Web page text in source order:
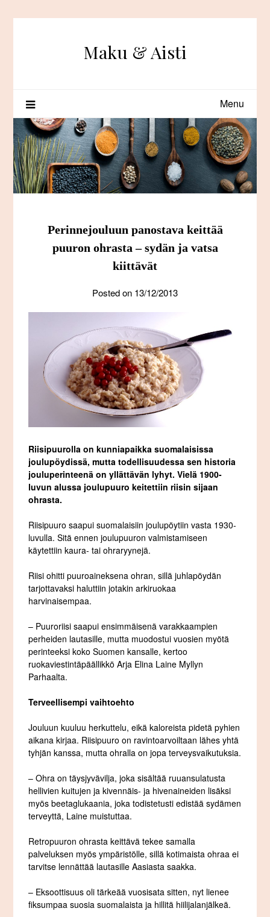
Maku & Aisti
Menu
Perinnejouluun panostava keittää
puuron ohrasta – sydän ja vatsa
kiittävät
Posted on 13/12/2013
Riisipuurolla on kunniapaikka suomalaisissa
joulupöydissä, mutta todellisuudessa sen historia
jouluperinteenä on yllättävän lyhyt. Vielä 1900-
luvun alussa joulupuuro keitettiin riisin sijaan
ohrasta.
Riisipuuro saapui suomalaisiin joulupöytiin vasta 1930-
luvulla. Sitä ennen joulupuuron valmistamiseen
käytettiin kaura- tai ohraryynejä.
Riisi ohitti puuroaineksena ohran, sillä juhlapöydän
tarjottavaksi haluttiin jotakin arkiruokaa
harvinaisempaa.
– Puuroriisi saapui ensimmäisenä varakkaampien
perheiden lautasille, mutta muodostui vuosien myötä
perinteeksi koko Suomen kansalle, kertoo
ruokaviestintäpäällikkö Arja Elina Laine Myllyn
Parhaalta.
Terveellisempi vaihtoehto
Jouluun kuuluu herkuttelu, eikä kaloreista pidetä pyhien
aikana kirjaa. Riisipuuro on ravintoarvoiltaan lähes yhtä
tyhjän kanssa, mutta ohralla on jopa terveysvaikutuksia.
– Ohra on täysjyvävilja, joka sisältää ruuansulatusta
hellivien kuitujen ja kivennäis- ja hivenaineiden lisäksi
myös beetaglukaania, joka todistetusti edistää sydämen
terveyttä, Laine muistuttaa.
Retropuuron ohrasta keittävä tekee samalla
palveluksen myös ympäristölle, sillä kotimaista ohraa ei
tarvitse lennättää lautasille Aasiasta saakka.
– Eksoottisuus oli tärkeää vuosisata sitten, nyt lienee
fiksumpaa suosia suomalaista ja hillitä hiilijalanjälkeä.